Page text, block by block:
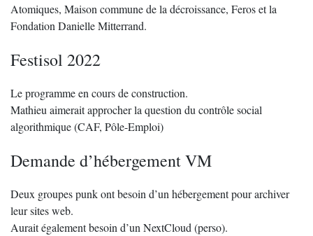
Atomiques, Maison commune de la décroissance, Feros et la
Fondation Danielle Mitterrand.
Festisol 2022
Le programme en cours de construction.
Mathieu aimerait approcher la question du contrôle social
algorithmique (CAF, Pôle-Emploi)
Demande d’hébergement VM
Deux groupes punk ont besoin d’un hébergement pour archiver
leur sites web.
Aurait également besoin d’un NextCloud (perso).